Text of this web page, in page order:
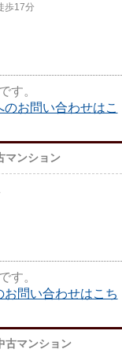
歩17分
す。
お問い合わせはこ
マンション
す。
問い合わせはこち
古マンション